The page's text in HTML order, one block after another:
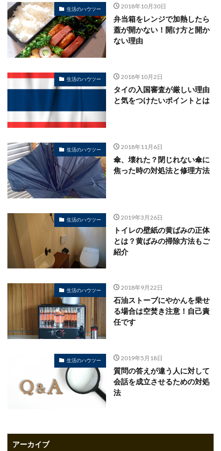
生活のハウツー 2018年10月30日
弁当箱をレンジで加熱したら
蓋が開かない！開け方と開か
ない理由
生活のハウツー 2018年10月2日
タイの入国審査が厳しい理由
と気をつけたいポイントとは
生活のハウツー 2018年11月6日
傘、壊れた？閉じれない傘に
焦った時の対処法と修理方法
生活のハウツー 2019年3月26日
トイレの壁紙の黄ばみの正体
とは？黄ばみの掃除方法もご
紹介
生活のハウツー 2018年9月22日
石油ストーブにやかんを乗せ
る場合は空焚き注意！自己責
任です
生活のハウツー 2019年5月18日
質問の答えが違う人に対して
会話を成立させるための対処
法
アーカイブ